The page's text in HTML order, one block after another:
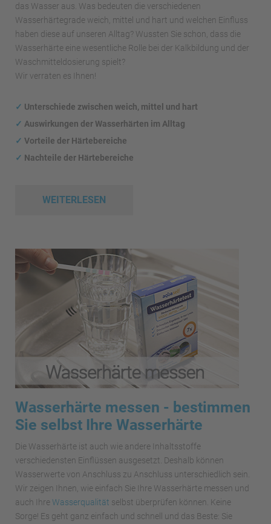
das Wasser aus. Was bedeuten die verschiedenen
Wasserhärtegrade weich, mittel und hart und welchen Einfluss
haben diese auf unseren Alltag? Wussten Sie schon, dass die
Wasserhärte eine wesentliche Rolle bei der Kalkbildung und der
Waschmitteldosierung spielt?
Wir verraten es Ihnen!
✓ Unterschiede zwischen weich, mittel und hart
✓ Auswirkungen der Wasserhärten im Alltag
✓ Vorteile der Härtebereiche
✓ Nachteile der Härtebereiche
WEITERLESEN
Wasserhärte messen - bestimmen
Sie selbst Ihre Wasserhärte
Die Wasserhärte ist auch wie andere Inhaltsstoffe
verschiedensten Einflüssen ausgesetzt. Deshalb können
Wasserwerte von Anschluss zu Anschluss unterschiedlich sein.
Wir zeigen Ihnen, wie einfach Sie Ihre Wasserhärte messen und
auch IhreWasserqualität selbst überprüfen können. Keine
Sorge! Es geht ganz einfach und schnell und das Beste: Sie